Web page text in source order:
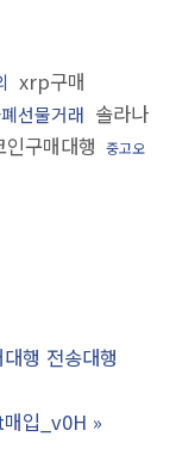
xrp구매
선물거래 솔라나
인구매대행 중고오
행 전송대행
입_v0H »